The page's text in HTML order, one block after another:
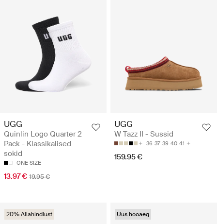
UGG
Quinlin Logo Quarter 2
Pack - Klassikalised
sokid
ONE SIZE
13.97 € 19.95 €
UGG
W Tazz II - Sussid
36 37 39 40 41
159.95 €
20% Allahindlust Uus hooaeg